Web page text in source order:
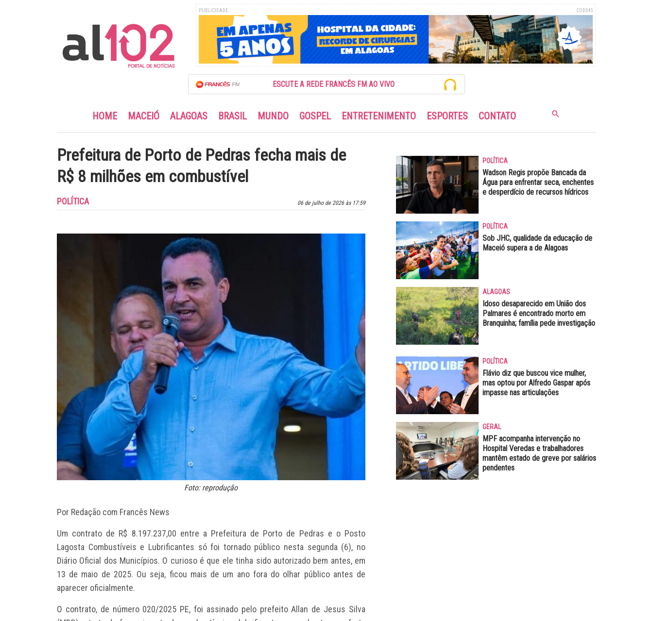
PUBLICIDADE COD345
ESCUTE A REDE FRANCÊS FM AO VIVO
HOME MACEIÓ ALAGOAS BRASIL MUNDO GOSPEL ENTRETENIMENTO ESPORTES CONTATO
Prefeitura de Porto de Pedras fecha mais de
R$ 8 milhões em combustível
06 de julho de 2026 às 17:59
POLÍTICA
Foto: reprodução
Por Redação com Francês News
Um contrato de R$ 8.197.237,00 entre a Prefeitura de Porto de Pedras e o Posto
Lagosta Combustíveis e Lubrificantes só foi tornado público nesta segunda (6), no
Diário Oficial dos Municípios. O curioso é que ele tinha sido autorizado bem antes, em
13 de maio de 2025. Ou seja, ficou mais de um ano fora do olhar público antes de
aparecer oficialmente.
O contrato, de número 020/2025 PE, foi assinado pelo prefeito Allan de Jesus Silva
POLÍTICA
Wadson Regis propõe Bancada da
Água para enfrentar seca, enchentes
e desperdício de recursos hídricos
POLÍTICA
Sob JHC, qualidade da educação de
Maceió supera a de Alagoas
ALAGOAS
Idoso desaparecido em União dos
Palmares é encontrado morto em
Branquinha; família pede investigação
POLÍTICA
Flávio diz que buscou vice mulher,
mas optou por Alfredo Gaspar após
impasse nas articulações
GERAL
MPF acompanha intervenção no
Hospital Veredas e trabalhadores
mantêm estado de greve por salários
pendentes